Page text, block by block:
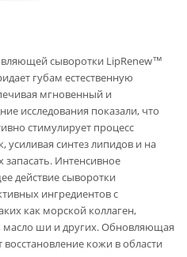
сыворотки LipRenew™
губам естественную
мгновенный и
исследования показали, что
стимулирует процесс
синтез липидов и на
запасать. Интенсивное
действие сыворотки
ингредиентов с
как морской коллаген,
масло ши и других. Обновляющая
кожи в области